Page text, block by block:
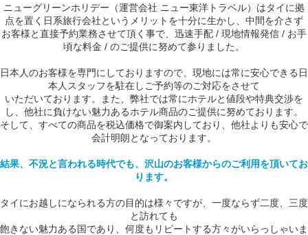
ニューグリーンホリデー（運営会社 ニュー東洋トラベル）はタイに拠
点を置く日系旅行会社というメリットを十分に生かし、中間を介さず
お客様と直接予約業務させて頂く事で、迅速手配 / 現地情報発信 / お手
頃な料金 / のご提供に努めて参りました。
日本人のお客様を専門にしておりますので、現地には常に安心できる日
本人スタッフを駐在しご予約等のご対応をさせて
いただいております。また、弊社では常にホテルと値段や特典交渉を
し、他社に負けない魅力あるホテル商品のご提供に努めております。
そして、すべての商品を税込価格で御案内しており、他社よりも安心で
会計明朗となっております。
結果、不況と言われる時代でも、沢山のお客様からのご利用を頂いてお
ります。
タイにお越しになられる方の目的は様々ですが、一度ならず二度、三度
と訪れても
飽きない魅力ある国であり、何度もリピートする方々がいらっしゃいま